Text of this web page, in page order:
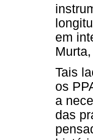
em
Tais
os
a
das